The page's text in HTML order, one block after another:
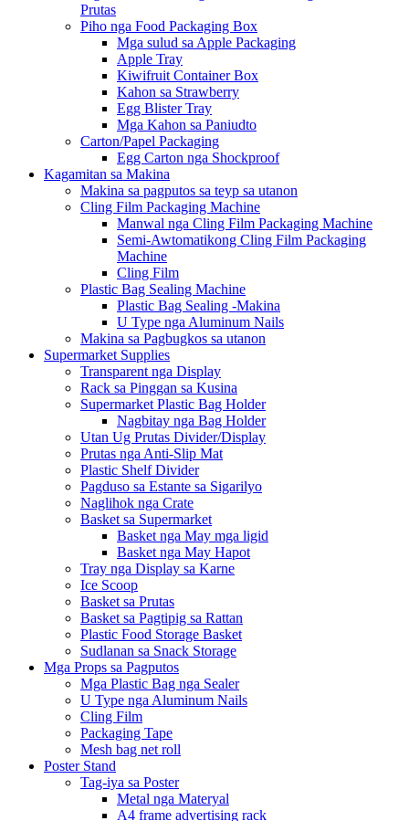
Prutas
Piho nga Food Packaging Box
Mga sulud sa Apple Packaging
Apple Tray
Kiwifruit Container Box
Kahon sa Strawberry
Egg Blister Tray
Mga Kahon sa Paniudto
Carton/Papel Packaging
Egg Carton nga Shockproof
Kagamitan sa Makina
Makina sa pagputos sa teyp sa utanon
Cling Film Packaging Machine
Manwal nga Cling Film Packaging Machine
Semi-Awtomatikong Cling Film Packaging
Machine
Cling Film
Plastic Bag Sealing Machine
Plastic Bag Sealing -Makina
U Type nga Aluminum Nails
Makina sa Pagbugkos sa utanon
Supermarket Supplies
Transparent nga Display
Rack sa Pinggan sa Kusina
Supermarket Plastic Bag Holder
Nagbitay nga Bag Holder
Utan Ug Prutas Divider/Display
Prutas nga Anti-Slip Mat
Plastic Shelf Divider
Pagduso sa Estante sa Sigarilyo
Naglihok nga Crate
Basket sa Supermarket
Basket nga May mga ligid
Basket nga May Hapot
Tray nga Display sa Karne
Ice Scoop
Basket sa Prutas
Basket sa Pagtipig sa Rattan
Plastic Food Storage Basket
Sudlanan sa Snack Storage
Mga Props sa Pagputos
Mga Plastic Bag nga Sealer
U Type nga Aluminum Nails
Cling Film
Packaging Tape
Mesh bag net roll
Poster Stand
Tag-iya sa Poster
Metal nga Materyal
A4 frame advertising rack